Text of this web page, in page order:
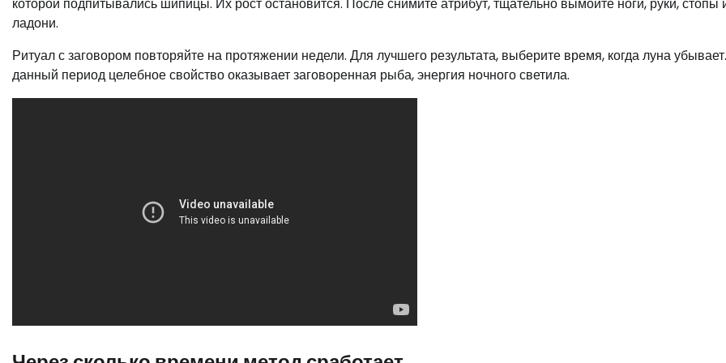
которой подпитывались шипицы. Их рост остановится. После снимите атрибут, тщательно вымойте ноги, руки, стопы
ладони.
Ритуал с заговором повторяйте на протяжении недели. Для лучшего результата, выберите время, когда луна
данный период целебное свойство оказывает заговоренная рыба, энергия ночного светила.